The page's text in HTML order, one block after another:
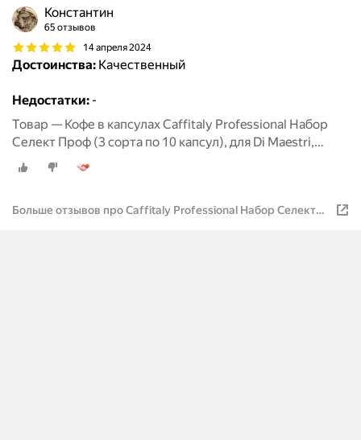
Константин
65 отзывов
14 апреля 2024
Достоинства: Качественный
Недостатки: -
Товар — Кофе в капсулах Caffitaly Professional Набор
Селект Проф (3 сорта по 10 капсул), для Di Maestri,
Caffitaly, Paulig, Tchibo Cafissimo
Больше отзывов про Caffitaly Professional Набор Селект